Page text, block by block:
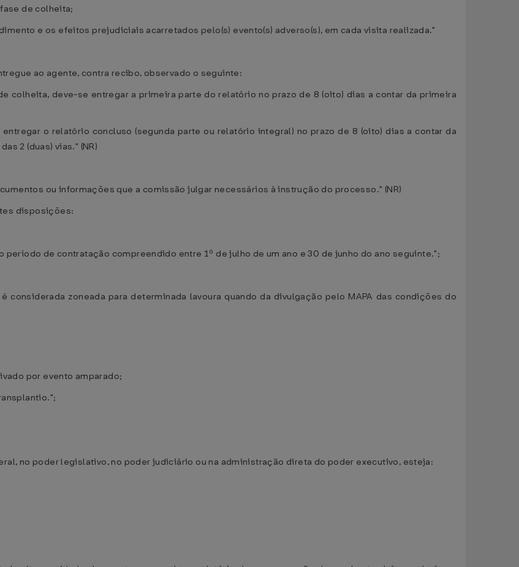
de colheita;
e os efeitos prejudiciais acarretados pelo(s) evento(s) adverso(s), em cada visita realizada."
ao agente, contra recibo, observado o seguinte:
colheita, deve-se entregar a primeira parte do relatório no prazo de 8 (oito) dias a contar da primeira
o relatório concluso (segunda parte ou relatório integral) no prazo de 8 (oito) dias a contar da
2 (duas) vias." (NR)
ou informações que a comissão julgar necessários à instrução do processo." (NR)
disposições:
de contratação compreendido entre 1º de julho de um ano e 30 de junho do ano seguinte.";
considerada zoneada para determinada lavoura quando da divulgação pelo MAPA das condições do
por evento amparado;
no poder legislativo, no poder judiciário ou na administração direta do poder executivo, esteja: